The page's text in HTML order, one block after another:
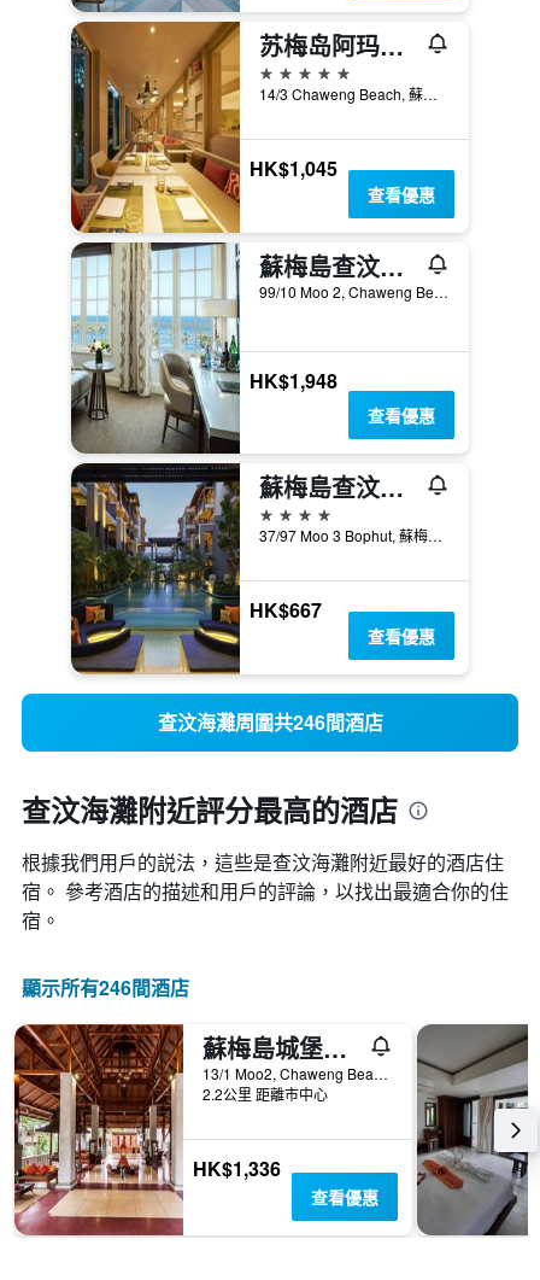
苏梅岛阿玛瑞度假酒店
5星級
14/3 Chaweng Beach, 蘇梅島, 泰國
HK$1,045
查看優惠
蘇梅島查汶海灘sala度假酒店
99/10 Moo 2, Chaweng Beach, 蘇梅島, 泰國
HK$1,948
查看優惠
蘇梅島查汶塔納美居酒店
4星級
37/97 Moo 3 Bophut, 蘇梅島, 泰國
HK$667
查看優惠
查汶海灘周圍共246間酒店
查汶海灘附近評分最高的酒店
根據我們用戶的説法，這些是查汶海灘附近最好的酒店住
宿。 參考酒店的描述和用戶的評論，以找出最適合你的住
宿。
顯示所有246間酒店
蘇梅島城堡度假酒店 - 蘇梅島
13/1 Moo2, Chaweng Beach, Bophut, 蘇梅島, 泰國
2.2公里 距離市中心
HK$1,336
查看優惠